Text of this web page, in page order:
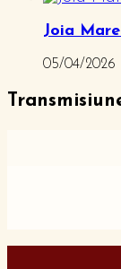
Joia
05/04/2026